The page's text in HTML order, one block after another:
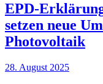
EPD-
setzen neue
Photovoltaik
28. August 2025